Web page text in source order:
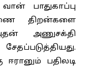
பாதுகாப்பு
திறன்களை
அணுசக்தி
பதிலடி